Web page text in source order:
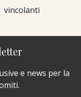
vincolanti
e news per la